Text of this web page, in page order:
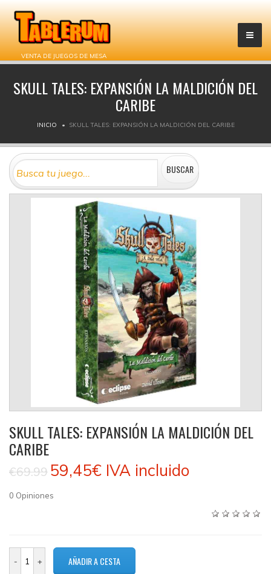
VENTA DE JUEGOS DE MESA
SKULL TALES: EXPANSIÓN LA MALDICIÓN DEL
CARIBE
INICIO SKULL TALES: EXPANSIÓN LA MALDICIÓN DEL CARIBE
SKULL TALES: EXPANSIÓN LA MALDICIÓN DEL
CARIBE
€69.99 59,45€ IVA incluido
0 Opiniones